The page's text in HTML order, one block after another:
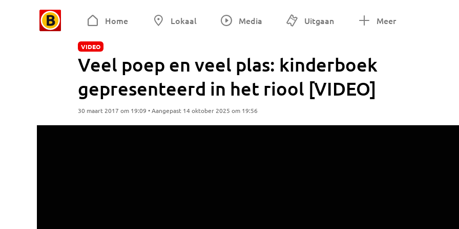
Home Lokaal Media Uitgaan Meer
VIDEO
Veel poep en veel plas: kinderboek
gepresenteerd in het riool [VIDEO]
30 maart 2017 om 19:09 • Aangepast 14 oktober 2025 om 19:56